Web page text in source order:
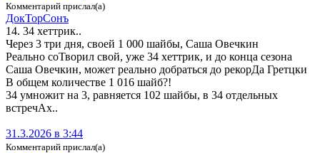
Комментарий прислал(а)
Док­ТорСонъ
14. 34 хеттрик..
Через 3 три дня, своей 1 000 шайбы, Саша Овечкин
Реально соТворил свой, уже 34 хеттрик, и до конца сезона
Саша Овечкин, может реально добраться до рекорДа Гретцки
В общем количестве 1 016 шайб?!
34 умножит на 3, равняется 102 шайбы, в 34 отдельных
встречАх..
31.3.2026 в 3:44
Комментарий прислал(а)